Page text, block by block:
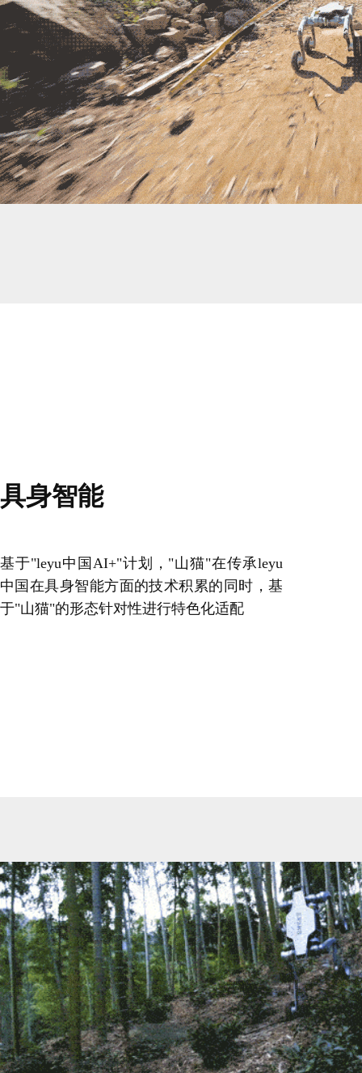
具身智能
基于"leyu中国AI+"计划，"山猫"在传承leyu
中国在具身智能方面的技术积累的同时，基
于"山猫"的形态针对性进行特色化适配